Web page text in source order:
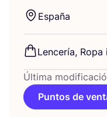
Espa­ña
Len­ce­ría,
Última
Puntos de